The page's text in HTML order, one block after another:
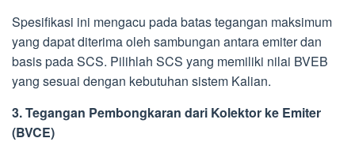
Spesifikasi ini mengacu pada batas tegangan maksimum
yang dapat diterima oleh sambungan antara emiter dan
basis pada SCS. Pilihlah SCS yang memiliki nilai BVEB
yang sesuai dengan kebutuhan sistem Kalian.
3. Tegangan Pembongkaran dari Kolektor ke Emiter
(BVCE)